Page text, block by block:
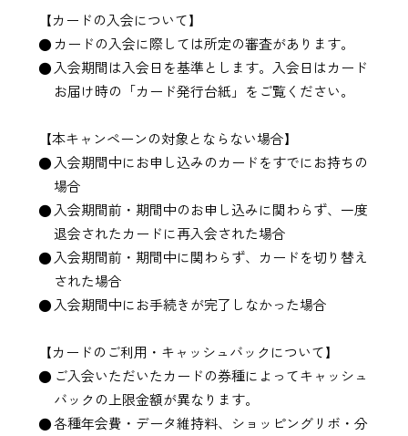
【カードの入会について】
カードの入会に際しては所定の審査があります。
入会期間は入会日を基準とします。入会日はカード
お届け時の「カード発行台紙」をご覧ください。
【本キャンペーンの対象とならない場合】
入会期間中にお申し込みのカードをすでにお持ちの
場合
入会期間前・期間中のお申し込みに関わらず、一度
退会されたカードに再入会された場合
入会期間前・期間中に関わらず、カードを切り替え
された場合
入会期間中にお手続きが完了しなかった場合
【カードのご利用・キャッシュバックについて】
ご入会いただいたカードの券種によってキャッシュ
バックの上限金額が異なります。
各種年会費・データ維持料、ショッピングリボ・分